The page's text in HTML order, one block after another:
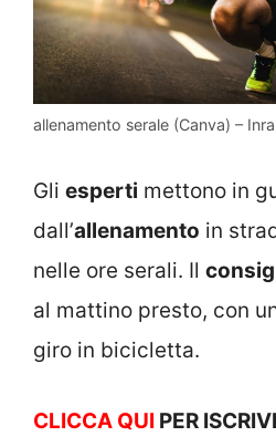
allenamento serale (Canva) –
Gli esperti mettono in
dall’allenamento in
nelle ore serali. Il
al mattino presto, con
giro in bicicletta.
CLICCA QUI PER